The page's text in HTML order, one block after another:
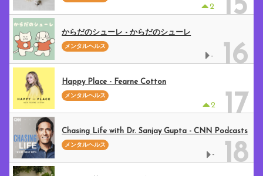
2 15
- 16
からだのシューレ - からだのシューレ
メンタルヘルス
2 17
Happy Place - Fearne Cotton
メンタルヘルス
- 18
Chasing Life with Dr. Sanjay Gupta - CNN Podcasts
メンタルヘルス